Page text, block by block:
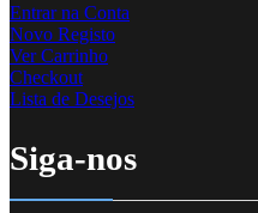
Entrar na Conta
Novo Registo
Ver Carrinho
Checkout
Lista de Desejos
Siga-nos